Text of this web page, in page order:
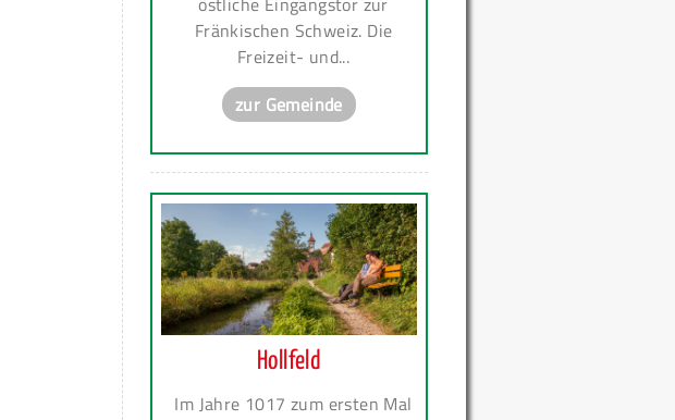
Fränkischen Schweiz. Die
Freizeit- und...
zur Gemeinde
Hollfeld
Im Jahre 1017 zum ersten Mal